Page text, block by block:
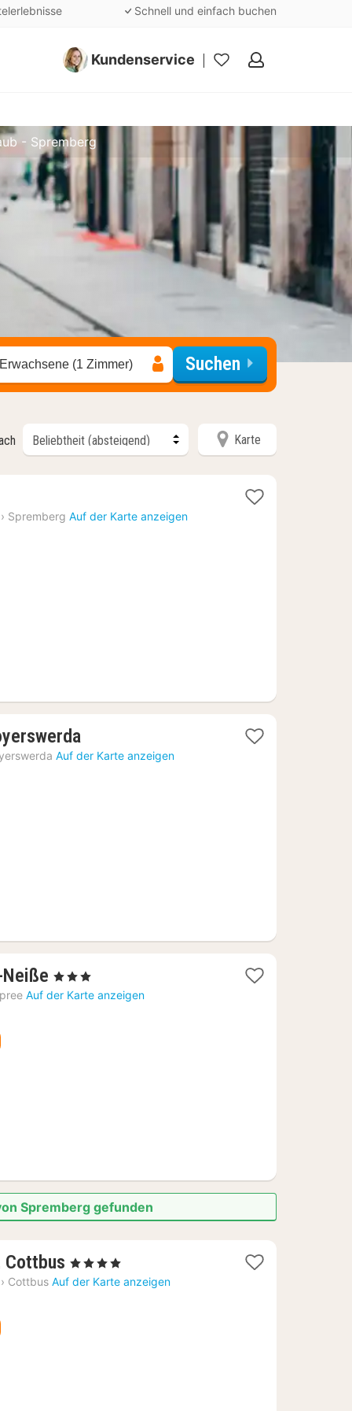
Schnell und einfach buchen
Kundenservice
Meine
- Spremberg
(1 Zimmer) Suchen
Karte
› Spremberg Auf der Karte anzeigen
Nacht
Auf der Karte anzeigen
1
Nacht
, 3 Sterne
Auf der Karte anzeigen
Spremberg gefunden
Cottbus 1
Nacht
, 4 Sterne
› Cottbus Auf der Karte anzeigen